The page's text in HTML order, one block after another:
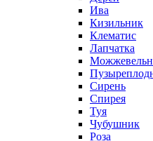
Ива
Кизильник
Клематис
Лапчатка
Сирень
Спирея
Туя
Чубушник
Роза